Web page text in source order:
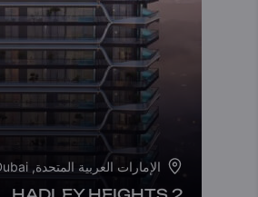
الإمارات العربية المتحدة, Dubai